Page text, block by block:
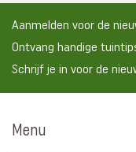
Aanmelden voor de
Ontvang handige
Schrijf je in voor de
Menu